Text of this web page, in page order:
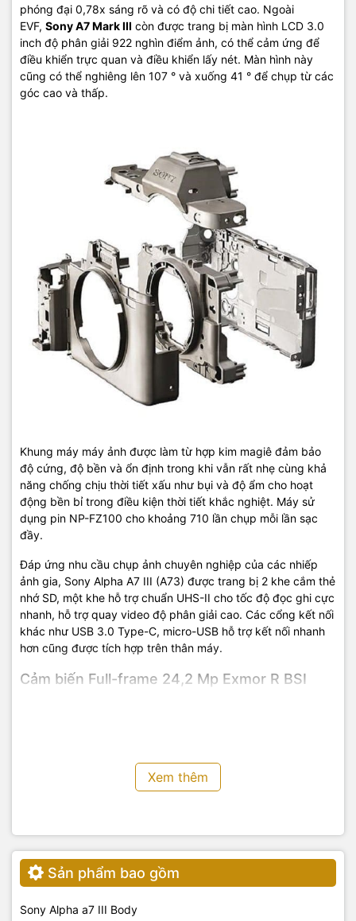
phóng đại 0,78x sáng rõ và có độ chi tiết cao. Ngoài
EVF, Sony A7 Mark III còn được trang bị màn hình LCD 3.0
inch độ phân giải 922 nghìn điểm ảnh, có thể cảm ứng để
điều khiển trực quan và điều khiển lấy nét. Màn hình này
cũng có thể nghiêng lên 107 ° và xuống 41 ° để chụp từ các
góc cao và thấp.
Khung máy máy ảnh được làm từ hợp kim magiê đảm bảo
độ cứng, độ bền và ổn định trong khi vẫn rất nhẹ cùng khả
năng chống chịu thời tiết xấu như bụi và độ ẩm cho hoạt
động bền bỉ trong điều kiện thời tiết khắc nghiệt. Máy sử
dụng pin NP-FZ100 cho khoảng 710 lần chụp mỗi lần sạc
đầy.
Đáp ứng nhu cầu chụp ảnh chuyên nghiệp của các nhiếp
ảnh gia, Sony Alpha A7 III (A73) được trang bị 2 khe cắm thẻ
nhớ SD, một khe hỗ trợ chuẩn UHS-II cho tốc độ đọc ghi cực
nhanh, hỗ trợ quay video độ phân giải cao. Các cổng kết nối
khác như USB 3.0 Type-C, micro-USB hỗ trợ kết nối nhanh
hơn cũng được tích hợp trên thân máy.
Cảm biến Full-frame 24,2 Mp Exmor R BSI
Với thiết kế chiếu sáng ngược, cảm biến Full-frame Exmor R
Xem thêm
Sản phẩm bao gồm
Sony Alpha a7 III Body